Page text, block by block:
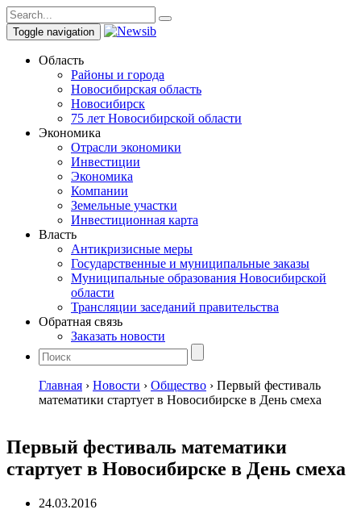
Toggle navigation
Область
Районы и города
Новосибирская область
Новосибирск
75 лет Новосибирской области
Экономика
Отрасли экономики
Инвестиции
Экономика
Компании
Земельные участки
Инвестиционная карта
Власть
Антикризисные меры
Государственные и муниципальные заказы
Муниципальные образования Новосибирской
области
Трансляции заседаний правительства
Обратная связь
Заказать новости
Главная › Новости › Общество › Первый фестиваль
математики стартует в Новосибирске в День смеха
Первый фестиваль математики
стартует в Новосибирске в День смеха
24.03.2016